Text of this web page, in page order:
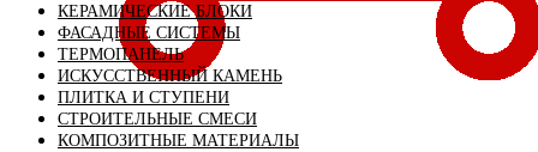
КЕРАМИЧЕСКИЕ БЛОКИ
ФАСАДНЫЕ СИСТЕМЫ
ТЕРМОПАНЕЛЬ
ИСКУССТВЕННЫЙ КАМЕНЬ
ПЛИТКА И СТУПЕНИ
СТРОИТЕЛЬНЫЕ СМЕСИ
КОМПОЗИТНЫЕ МАТЕРИАЛЫ